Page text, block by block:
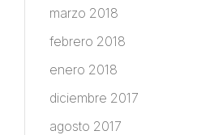
marzo 2018
febrero 2018
enero 2018
diciembre 2017
agosto 2017